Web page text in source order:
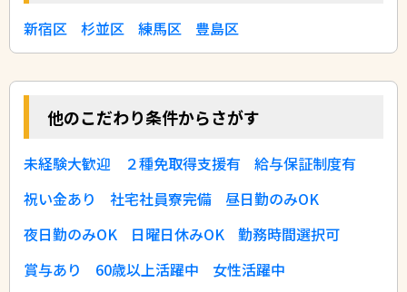
新宿区 杉並区 練馬区 豊島区
他のこだわり条件からさがす
未経験大歓迎 ２種免取得支援有
給与保証制度有
祝い金あり
社宅社員寮完備
昼日勤のみOK
夜日勤のみOK
日曜日休みOK
勤務時間選択可
賞与あり
60歳以上活躍中
女性活躍中